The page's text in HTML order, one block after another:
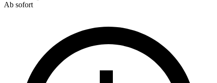
Ab sofort